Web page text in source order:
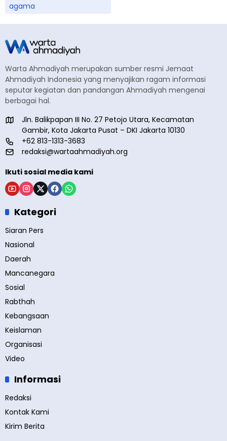
agama
Warta Ahmadiyah merupakan sumber resmi Jemaat
Ahmadiyah Indonesia yang menyajikan ragam informasi
seputar kegiatan dan pandangan Ahmadiyah mengenai
berbagai hal.
Jln. Balikpapan III No. 27 Petojo Utara, Kecamatan
Gambir, Kota Jakarta Pusat – DKI Jakarta 10130
+62 813-1313-3683
redaksi@wartaahmadiyah.org
Ikuti sosial media kami
Kategori
Siaran Pers
Nasional
Daerah
Mancanegara
Sosial
Rabthah
Kebangsaan
Keislaman
Organisasi
Video
Informasi
Redaksi
Kontak Kami
Kirim Berita